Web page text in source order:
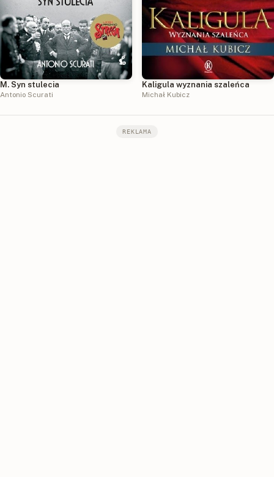
M. Syn stulecia
Antonio Scurati
Kaligula wyznania szaleńca
Michał Kubicz
REKLAMA